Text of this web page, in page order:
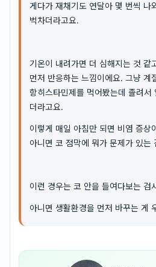
게다가 재채기도 연달아 몇 번씩 나
벅차더라고요.
기온이 내려가면 더 심해지는 것 같
먼저 반응하는 느낌이에요. 그냥 계
항히스타민제를 먹어봤는데 졸려서
더라고요.
이렇게 매일 아침만 되면 비염 증상
아니면 코 점막에 뭐가 문제가 있는
이런 경우는 코 안을 들여다보는 검
아니면 생활환경을 먼저 바꾸는 게